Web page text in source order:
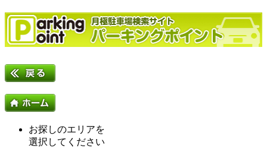
お探しのエリアを
選択してください